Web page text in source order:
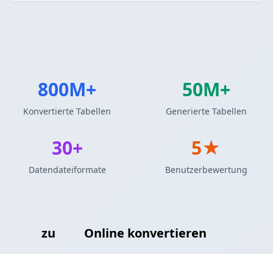
zu Online konvertieren
800M+
Konvertierte Tabellen
50M+
Generierte Tabellen
30+
Datendateiformate
5★
Benutzerbewertung